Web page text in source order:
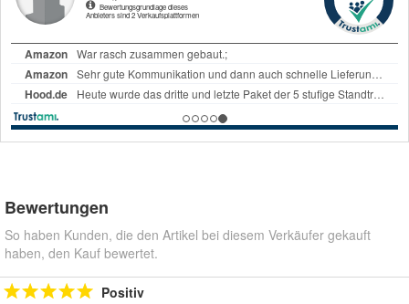
Bewertungen
So haben Kunden, die den Artikel bei diesem Verkäufer gekauft
haben, den Kauf bewertet.
Positiv